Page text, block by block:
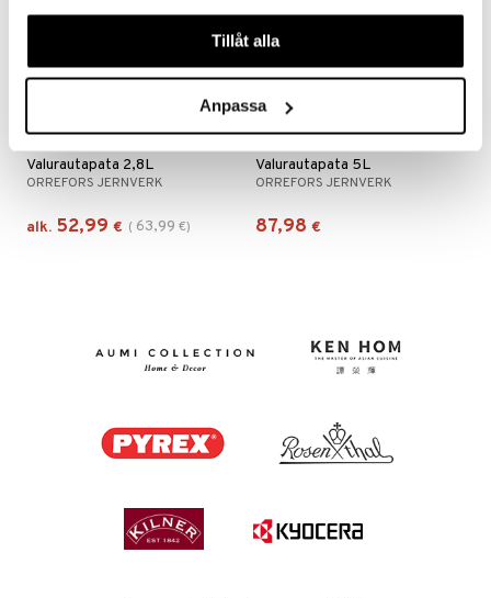
våra cookies vid fortsatt användande av vår webbplats.
Tillåt alla
Anpassa
Valurautapata 2,8L
ORREFORS JERNVERK
alk. 52,99 € ( 63,99 €)
Valurautapata 5L
ORREFORS JERNVERK
87,98 €